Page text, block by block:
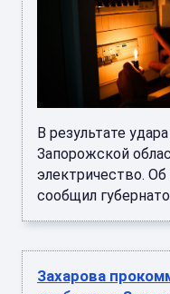
В результате
Запорожской
электричество.
сообщил
Захарова